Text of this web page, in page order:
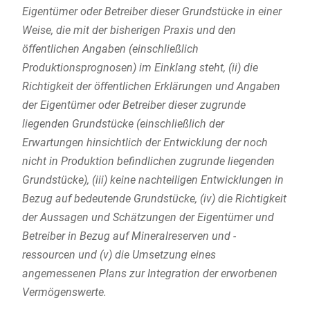
Eigentümer oder Betreiber dieser Grundstücke in einer
Weise, die mit der bisherigen Praxis und den
öffentlichen Angaben (einschließlich
Produktionsprognosen) im Einklang steht, (ii) die
Richtigkeit der öffentlichen Erklärungen und Angaben
der Eigentümer oder Betreiber dieser zugrunde
liegenden Grundstücke (einschließlich der
Erwartungen hinsichtlich der Entwicklung der noch
nicht in Produktion befindlichen zugrunde liegenden
Grundstücke), (iii) keine nachteiligen Entwicklungen in
Bezug auf bedeutende Grundstücke, (iv) die Richtigkeit
der Aussagen und Schätzungen der Eigentümer und
Betreiber in Bezug auf Mineralreserven und -
ressourcen und (v) die Umsetzung eines
angemessenen Plans zur Integration der erworbenen
Vermögenswerte.